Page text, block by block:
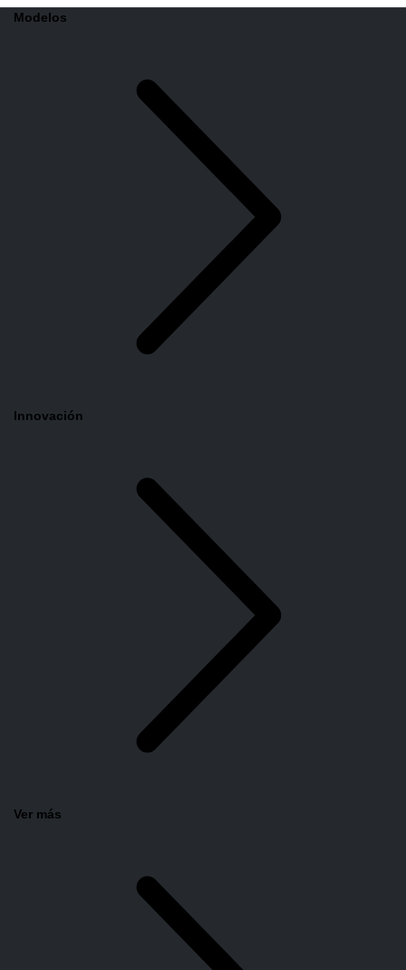
Modelos
Innovación
Ver más